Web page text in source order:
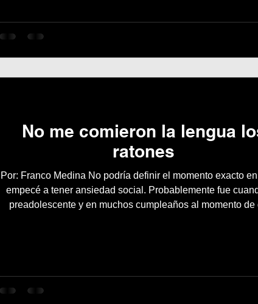
No me comieron la lengua
ratones
Por: Franco Medina No podría definir el momento exacto en el que
empecé a tener ansiedad social. Probablemente fue
preadolescente y en muchos cumpleaños al momento de
momento que prefiero evitar. Otras si